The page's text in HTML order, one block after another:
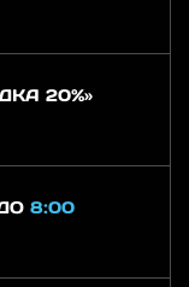
20%»
8:00